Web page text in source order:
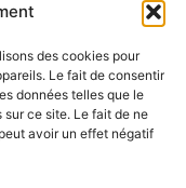
des cookies pour
Le fait de consentir
données telles que le
ce site. Le fait de ne
avoir un effet négatif